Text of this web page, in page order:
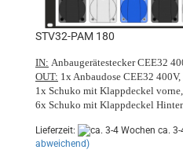
STV32-PAM 180
IN: Anbaugerätestecker CEE32
OUT: 1x Anbaudose CEE32
1x Schuko mit Klappdeckel
6x Schuko mit Klappdeckel
Lieferzeit: ca. 3-
abweichend)